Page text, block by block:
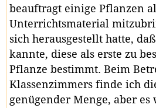
beauftragt einige Pflanzen
Unterrichtsmaterial
sich herausgestellt hatte,
kannte, diese als erste zu
Pflanze bestimmt. Beim
Klassenzimmers finde ich
genügender Menge, aber